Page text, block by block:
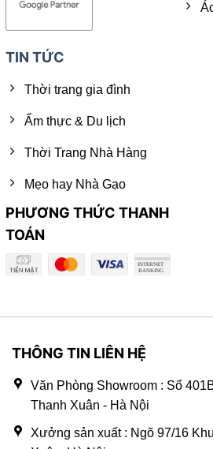
TIN TỨC
Thời trang gia đình
Ẩm thực & Du lịch
Thời Trang Nhà Hàng
Mẹo hay Nhà Gạo
PHƯƠNG THỨC THANH
TOÁN
THÔNG TIN LIÊN HỆ
Văn Phòng Showroom : Số
Thanh Xuân - Hà Nội
Xưởng sản xuất : Ngõ 97/16